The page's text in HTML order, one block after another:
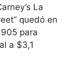
La
quedó en
para
a $3,1